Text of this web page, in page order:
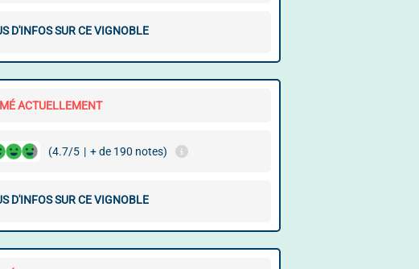
D'INFOS SUR CE VIGNOBLE
ACTUELLEMENT
(4.7/5 | + de 190 notes)
D'INFOS SUR CE VIGNOBLE